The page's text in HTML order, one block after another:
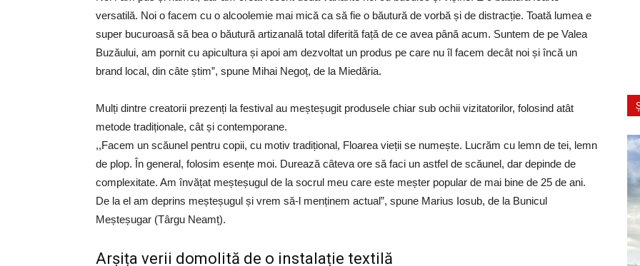
versatilă. Noi o facem cu o alcoolemie mai mică ca să fie o băutură de vorbă și de distracție. Toată lumea e
super bucuroasă să bea o băutură artizanală total diferită față de ce avea până acum. Suntem de pe Valea
Buzăului, am pornit cu apicultura și apoi am dezvoltat un produs pe care nu îl facem decât noi și încă un
brand local, din câte știm”, spune Mihai Negoț, de la Miedăria.
Mulți dintre creatorii prezenți la festival au meșteșugit produsele chiar sub ochii vizitatorilor, folosind atât
metode tradiționale, cât și contemporane.
,,Facem un scăunel pentru copii, cu motiv tradițional, Floarea vieții se numește. Lucrăm cu lemn de tei, lemn
de plop. În general, folosim esențe moi. Durează câteva ore să faci un astfel de scăunel, dar depinde de
complexitate. Am învățat meșteșugul de la socrul meu care este meșter popular de mai bine de 25 de ani.
De la el am deprins meșteșugul și vrem să-l menținem actual”, spune Marius Iosub, de la Bunicul
Meșteșugar (Târgu Neamț).
Arșița verii domolită de o instalație textilă